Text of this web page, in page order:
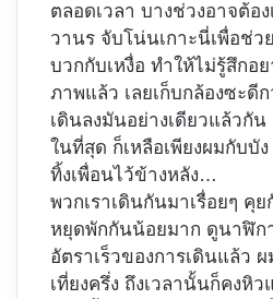
ตลอดเวลา บางช่วงอาจต้อ
วานร จับโน่นเกาะนี่เพื่อช่ว
บวกกับเหงื่อ ทำให้ไม่รู้สึกอ
ภาพแล้ว เลยเก็บกล้องซะดีก
เดินลงมันอย่างเดียวแล้วกัน
ในที่สุด ก็เหลือเพียงผมกับบั
ทิ้งเพื่อนไว้ข้างหลัง…
พวกเราเดินกันมาเรื่อยๆ คุย
หยุดพักกันน้อยมาก ดูนาฬิก
อัตราเร็วของการเดินแล้ว
เที่ยงครึ่ง ถึงเวลานั้นก็คงหิ